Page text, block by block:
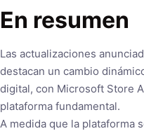
En resumen
Las actualizaciones
destacan un cambio
digital, con Microsoft Store
plataforma fundamental.
A medida que la plataforma